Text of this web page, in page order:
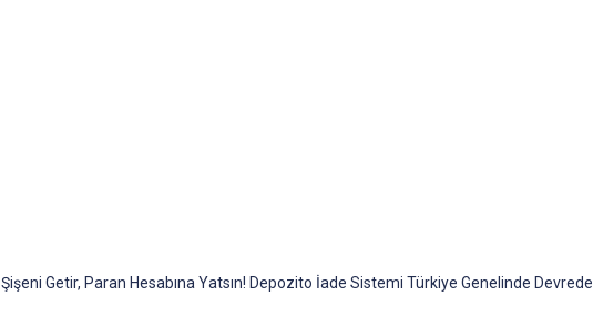
Şişeni Getir, Paran Hesabına Yatsın! Depozito İade Sistemi Türkiye Genelinde Devrede